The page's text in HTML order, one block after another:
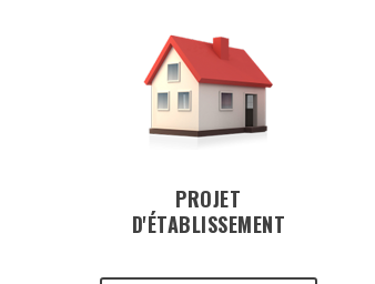
PROJET
D'ÉTABLISSEMENT